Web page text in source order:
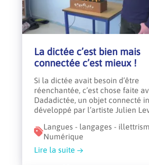
La dictée c’est bien mais
connectée c’est mieux !
Si la dictée avait besoin d’être
réenchantée, c’est chose faite
Dadadictée, un objet connecté
développé par l’artiste Julien
Langues - langages -
Numérique
Lire la suite